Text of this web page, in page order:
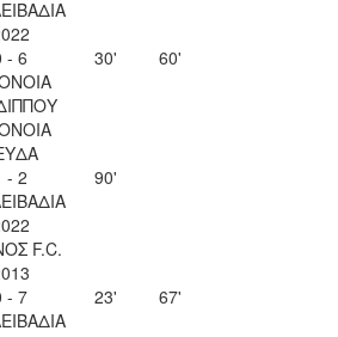
- 6
30' 60'
- 2
90'
F.C.
- 7
23' 67'